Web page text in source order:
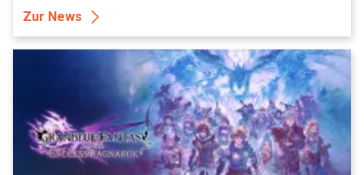
Zur News